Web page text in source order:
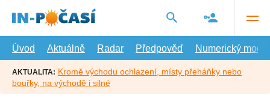
hlavní
Úvod
Aktuálně Radar Předpověď Numerický model
AKTUALITA: Kromě východu ochlazení, místy přeháňky nebo
bouřky, na východě i silné